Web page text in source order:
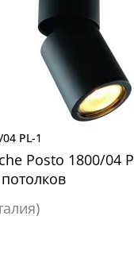
PL-1
Posto 1800/04